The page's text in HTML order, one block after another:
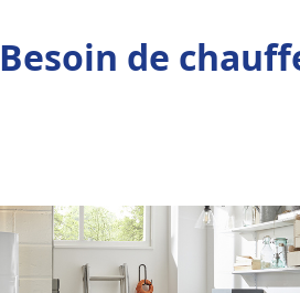
Besoin de